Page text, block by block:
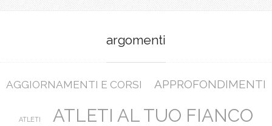
argomenti
AGGIORNAMENTI E CORSI APPROFONDIMENTI
ATLETI ATLETI AL TUO FIANCO